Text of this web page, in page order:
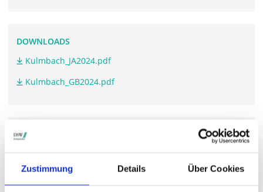
Zustimmung Details Über Cookies
DOWNLOADS
Kulmbach_JA2024.pdf
Kulmbach_GB2024.pdf
WEITERFÜHRENDE LINKS